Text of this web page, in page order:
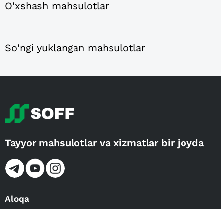
O'xshash mahsulotlar
So'ngi yuklangan mahsulotlar
Tayyor mahsulotlar va xizmatlar bir joyda
Aloqa